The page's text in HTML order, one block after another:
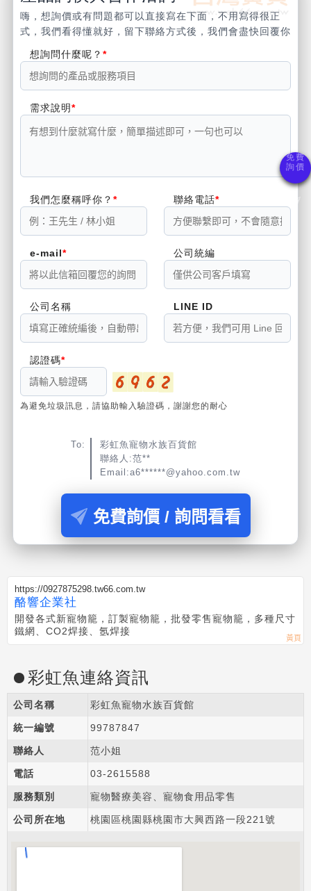
嗨，想詢價或有問題都可以直接寫在下面，不用寫得很正
式，我們看得懂就好，留下聯絡方式後，我們會盡快回覆你
想詢問什麼呢？
需求說明
我們怎麼稱呼你？ 聯絡電話
e-mail 公司統編
公司名稱 LINE ID
認證碼
為避免垃圾訊息，請協助輸入驗證碼，謝謝您的耐心
To:
彩虹魚寵物水族百貨館
聯絡人:范**
Email:a6******@yahoo.com.tw
免費詢價 / 詢問看看
https://0927875298.tw66.com.tw
酪響企業社
開發各式新寵物籠，訂製寵物籠，批發零售寵物籠，多種尺寸
鐵網、CO2焊接、氬焊接
彩虹魚連絡資訊
公司名稱 彩虹魚寵物水族百貨館
統一編號 99787847
聯絡人 范小姐
電話 03-261 5588
服務類別 寵物醫療美容、寵物食用品零售
公司所在地 桃園區桃園縣桃園市大興西路一段221號